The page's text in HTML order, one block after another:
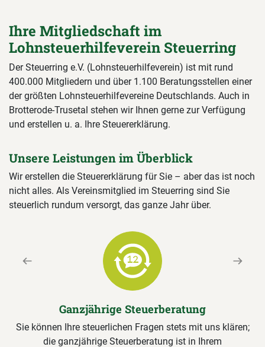
Ihre Mitgliedschaft im
Lohnsteuerhilfeverein Steuerring
Der Steuerring e.V. (Lohnsteuerhilfeverein) ist mit rund
400.000 Mitgliedern und über 1.100 Beratungsstellen einer
der größten Lohnsteuerhilfevereine Deutschlands. Auch in
Brotterode-Trusetal stehen wir Ihnen gerne zur Verfügung
und erstellen u. a. Ihre Steuererklärung.
Unsere Leistungen im Überblick
Wir erstellen die Steuererklärung für Sie – aber das ist noch
nicht alles. Als Vereinsmitglied im Steuerring sind Sie
steuerlich rundum versorgt, das ganze Jahr über.
Ganzjährige Steuerberatung
Sie können Ihre steuerlichen Fragen stets mit uns klären;
die ganzjährige Steuerberatung ist in Ihrem
Previous Next